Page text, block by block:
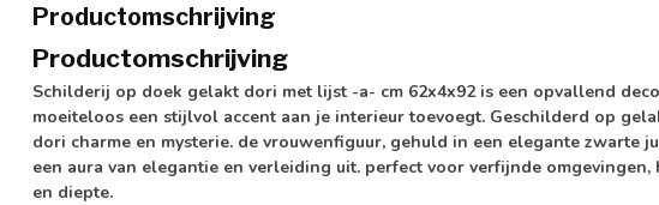
Productomschrijving
Productomschrijving
Schilderij op doek gelakt dori met lijst -a- cm 62x4x92 is een opvallend
moeiteloos een stijlvol accent aan je interieur toevoegt. Geschilderd op
dori charme en mysterie. de vrouwenfiguur, gehuld in een elegante zwarte
een aura van elegantie en verleiding uit. perfect voor verfijnde
en diepte.